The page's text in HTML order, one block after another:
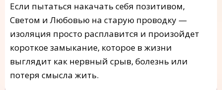
Если пытаться накачать себя позитивом,
Светом и Любовью на старую проводку —
изоляция просто расплавится и произойдет
короткое замыкание, которое в жизни
выглядит как нервный срыв, болезнь или
потеря смысла жить.